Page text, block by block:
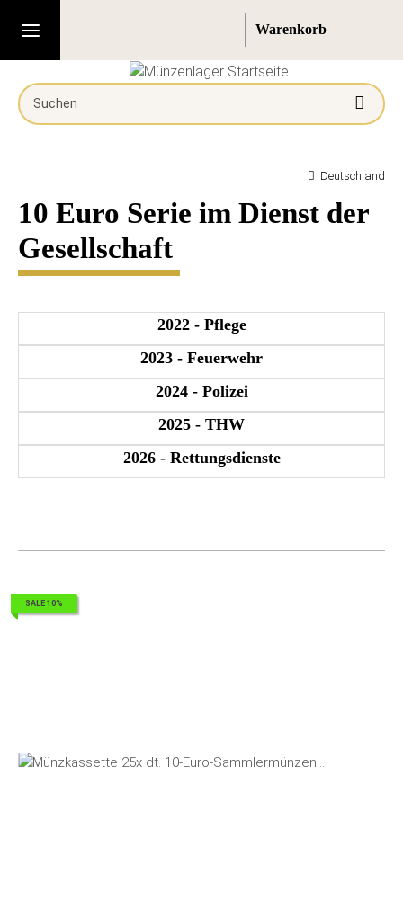
Deutschland
10 Euro Serie im Dienst der
Gesellschaft
2022 - Pflege
2023 - Feuerwehr
2024 - Polizei
2025 - THW
2026 - Rettungsdienste
SALE 10%